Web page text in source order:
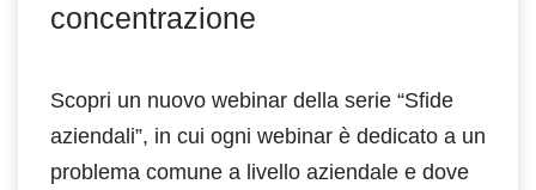
concentrazione
Scopri un nuovo webinar della serie “Sfide
aziendali”, in cui ogni webinar è dedicato a un
problema comune a livello aziendale e dove